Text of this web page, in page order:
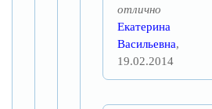
отлично
Екатерина
Васильевна,
19.02.2014